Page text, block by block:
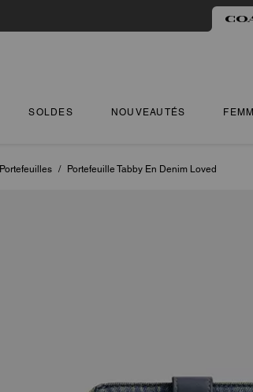
SOLDES NOUVEAUTÉS
Portefeuilles / Portefeuille Tabby En Denim Loved